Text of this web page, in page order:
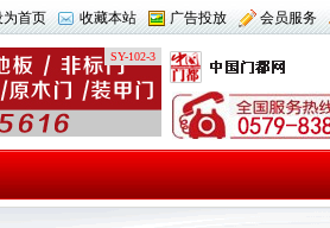
为首页 收藏本站 广告投放 会员服务
SY-102-3